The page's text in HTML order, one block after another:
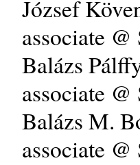
József
associate
Balázs
associate
Balázs M.
associate